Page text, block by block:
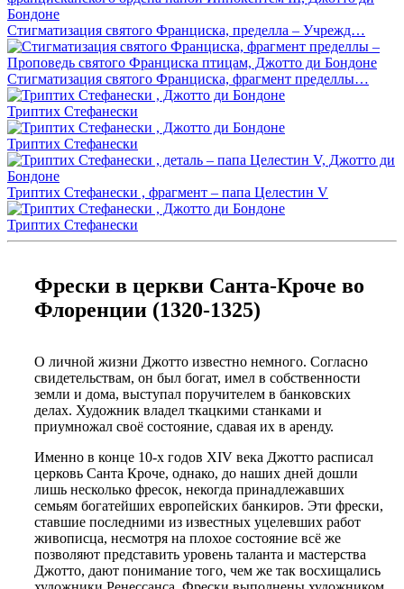
Стигматизация святого Франциска, пределла – Учрежд…
Стигматизация святого Франциска, фрагмент пределлы…
Триптих Стефанески
Триптих Стефанески
Триптих Стефанески , фрагмент – папа Целестин V
Триптих Стефанески
Фрески в церкви Санта-Кроче во
Флоренции (1320-1325)
О личной жизни Джотто известно немного. Согласно
свидетельствам, он был богат, имел в собственности
земли и дома, выступал поручителем в банковских
делах. Художник владел ткацкими станками и
приумножал своё состояние, сдавая их в аренду.
Именно в конце 10-х годов XIV века Джотто расписал
церковь Санта Кроче, однако, до наших дней дошли
лишь несколько фресок, некогда принадлежавших
семьям богатейших европейских банкиров. Эти фрески,
ставшие последними из известных уцелевших работ
живописца, несмотря на плохое состояние всё же
позволяют представить уровень таланта и мастерства
Джотто, дают понимание того, чем же так восхищались